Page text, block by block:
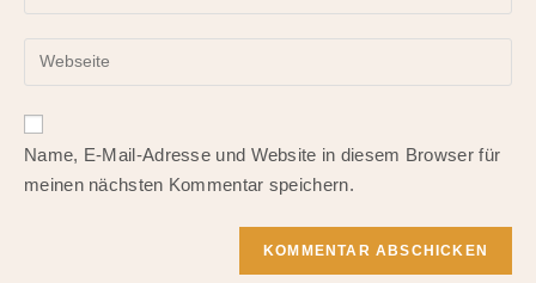
Benutzernamen
zum
Kommentieren
Mail-
Adresse
zum
URL
ein
(optional)
Name, E-Mail-Adresse und Website in diesem Browser für
meinen nächsten Kommentar speichern.